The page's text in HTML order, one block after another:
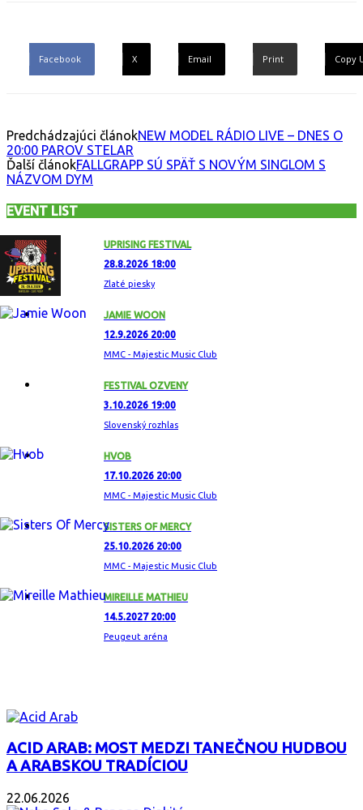
Facebook X Email Print Copy
Predchádzajúci článokNEW MODEL RÁDIO LIVE – DNES O
20:00 PAROV STELAR
Ďalší článokFALLGRAPP SÚ SPÄŤ S NOVÝM SINGLOM S
NÁZVOM DYM
EVENT LIST
UPRISING FESTIVAL
28.8.2026 18:00
Zlaté piesky
JAMIE WOON
12.9.2026 20:00
MMC - Majestic Music Club
FESTIVAL OZVENY
3.10.2026 19:00
Slovenský rozhlas
HVOB
17.10.2026 20:00
MMC - Majestic Music Club
SISTERS OF MERCY
25.10.2026 20:00
MMC - Majestic Music Club
MIREILLE MATHIEU
14.5.2027 20:00
Peugeut aréna
ACID ARAB: MOST MEDZI TANEČNOU HUDBOU
A ARABSKOU TRADÍCIOU
22.06.2026